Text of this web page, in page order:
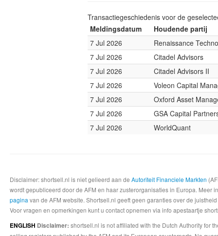
Transactiegeschiedenis voor de
Meldingsdatum
Houdende partij
7 Jul 2026
Renaissance
7 Jul 2026
Citadel Advisors
7 Jul 2026
Citadel Advisors II
7 Jul 2026
Voleon Capital
7 Jul 2026
Oxford Asset
7 Jul 2026
GSA Capital
7 Jul 2026
WorldQuant
Disclaimer: shortsell.nl is niet gelieerd aan de Autoriteit Financiele Markten
wordt gepubliceerd door de AFM en haar zusterorganisaties in Europa.
pagina van de AFM website. Shortsell.nl geeft geen garanties over de
Voor vragen en opmerkingen kunt u contact opnemen via info apestaartje
ENGLISH Disclaimer: shortsell.nl is not affiliated with the Dutch Authority for